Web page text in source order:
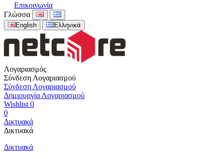
Επικοινωνία
Γλώσσα
English Ελληνικά
Λογαριασμός
Σύνδεση Λογαριασμού
Σύνδεση Λογαριασμού
Δημιουργία Λογαριασμού
Wishlist 0
0
Δικτυακά
Δικτυακά
Δικτυακά